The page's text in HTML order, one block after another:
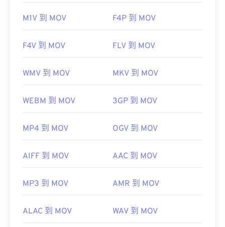
M1V 到 MOV F4P 到 MOV
F4V 到 MOV FLV 到 MOV
WMV 到 MOV MKV 到 MOV
WEBM 到 MOV 3GP 到 MOV
MP4 到 MOV OGV 到 MOV
AIFF 到 MOV AAC 到 MOV
MP3 到 MOV AMR 到 MOV
ALAC 到 MOV WAV 到 MOV